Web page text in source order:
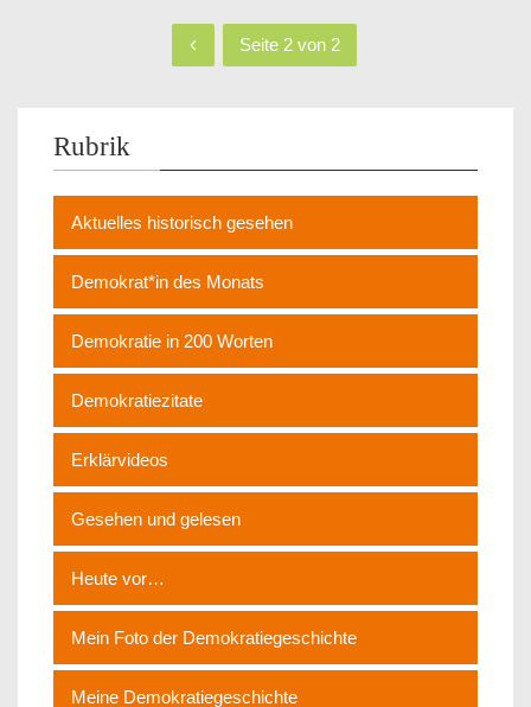
Seite 2 von 2
Rubrik
Aktuelles historisch gesehen
Demokrat*in des Monats
Demokratie in 200 Worten
Demokratiezitate
Erklärvideos
Gesehen und gelesen
Heute vor…
Mein Foto der Demokratiegeschichte
Meine Demokratiegeschichte